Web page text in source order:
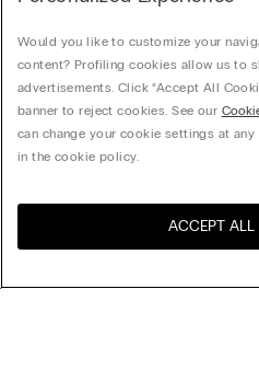
Would you like to customize your
content? Profiling cookies allow us to
advertisements. Click “Accept All
banner to reject cookies. See our
can change your cookie settings at
in the cookie policy.
ACCEPT ALL